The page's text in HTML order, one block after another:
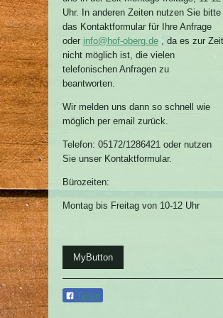
Uhr. In anderen Zeiten nutzen Sie bitte
das Kontaktformular für Ihre Anfrage
oder info@hof-oberg.de , da es zur Zeit
nicht möglich ist, die vielen
telefonischen Anfragen zu
beantworten.
Wir melden uns dann so schnell wie
möglich per email zurück.
Telefon: 05172/1286421 oder nutzen
Sie unser Kontaktformular.
Bürozeiten:
Montag bis Freitag von 10-12 Uhr
MyButton
Teilen